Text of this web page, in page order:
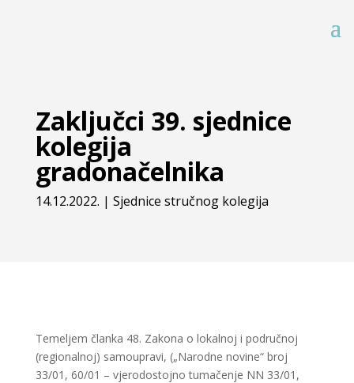
Zaključci 39. sjednice
kolegija
gradonačelnika
14.12.2022. | Sjednice stručnog kolegija
Temeljem članka 48. Zakona o lokalnoj i područnoj
(regionalnoj) samoupravi, („Narodne novine“ broj
33/01, 60/01 – vjerodostojno tumačenje NN 33/01,